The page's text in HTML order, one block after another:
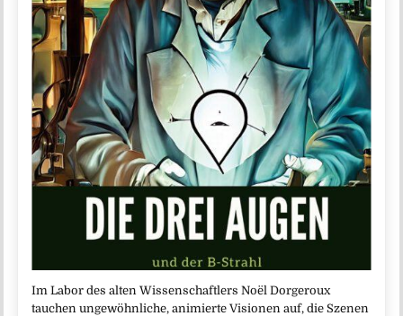
Im Labor des alten Wissenschaftlers Noël Dorgeroux
tauchen ungewöhnliche, animierte Visionen auf, die Szenen